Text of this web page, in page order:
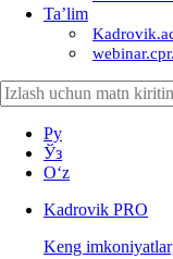
Ta’lim
Ру
Ўз
Oʻz
Kadrovik PRO
Keng